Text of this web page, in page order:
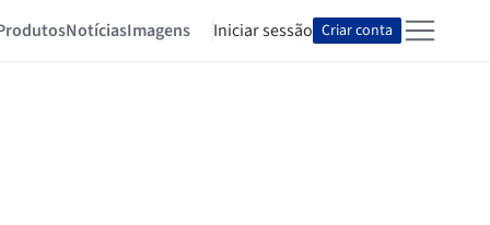
NotíciasImagens Iniciar sessão Criar conta